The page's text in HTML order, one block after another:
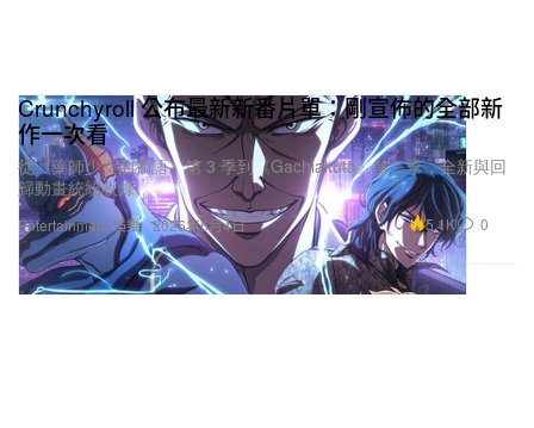
Entertainment 娛樂
Crunchyroll 公布最新新番片單：剛宣佈的全部新
作一次看
從《藥師少女的獨語》第 3 季到《Gachiakuta》第二季，全新與回
歸動畫統統收錄。
2026年6月4日 5.1K 0